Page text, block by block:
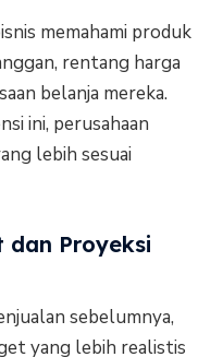
memahami produk
rentang harga
belanja mereka.
ini, perusahaan
lebih sesuai
dan Proyeksi
sebelumnya,
yang lebih realistis